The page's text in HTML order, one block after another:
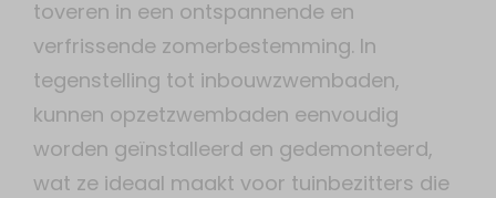
toveren in een ontspannende en
verfrissende zomerbestemming. In
tegenstelling tot inbouwzwembaden,
kunnen opzetzwembaden eenvoudig
worden geïnstalleerd en gedemonteerd,
wat ze ideaal maakt voor tuinbezitters die